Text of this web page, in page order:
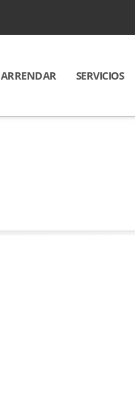
ARRENDAR SERVICIOS